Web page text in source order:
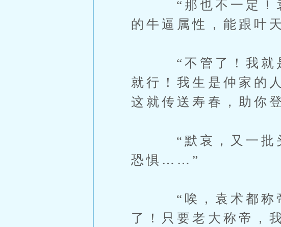
“那也不一定！袁
的牛逼属性，能跟叶
“不管了！我就是
就行！我生是仲家的
这就传送寿春，助你
“默哀，又一批头
恐惧……”
“唉，袁术都称帝
了！只要老大称帝，